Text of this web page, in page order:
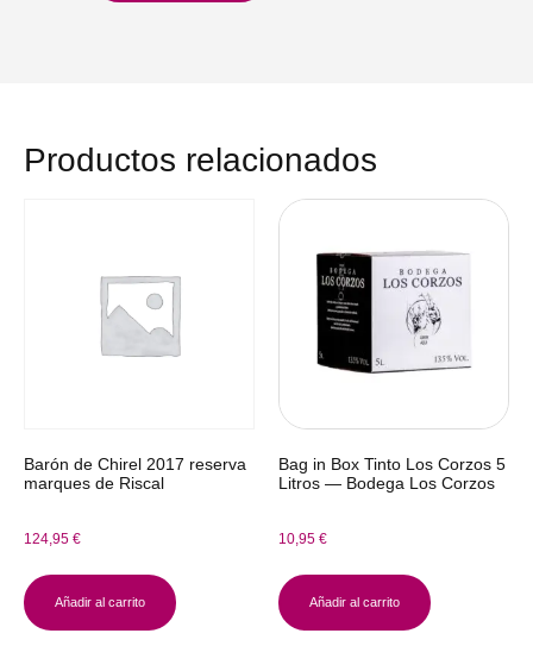
Productos relacionados
Barón de Chirel 2017 reserva
marques de Riscal
124,95 €
Añadir al carrito
Bag in Box Tinto Los Corzos 5
Litros — Bodega Los Corzos
10,95 €
Añadir al carrito